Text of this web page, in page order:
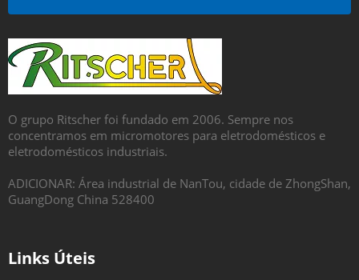
O grupo Ritscher foi fundado em 2006. Sempre nos
concentramos em micromotores para eletrodomésticos e
eletrodomésticos industriais.
ADICIONAR: Área industrial de NanTou, cidade de ZhongShan,
GuangDong China 528400
Links Úteis